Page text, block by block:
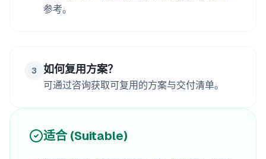
参考。
3 如何复用方案？
可通过咨询获取可复用的方案与交付清单。
适合 (Suitable)